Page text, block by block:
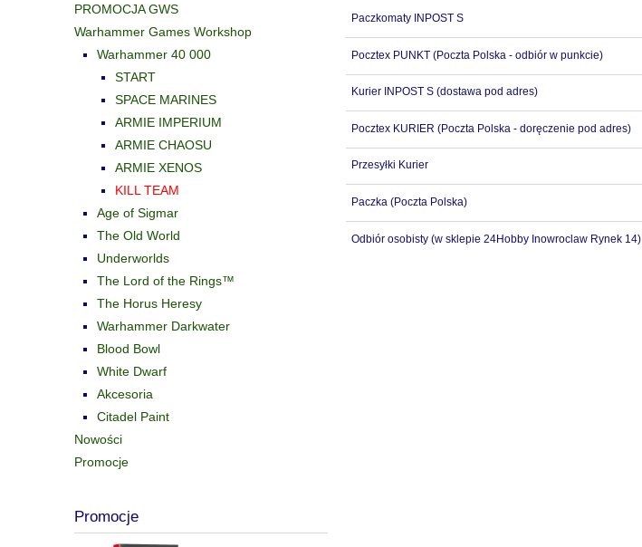
PROMOCJA GWS
Warhammer Games Workshop
Warhammer 40 000
START
SPACE MARINES
ARMIE IMPERIUM
ARMIE CHAOSU
ARMIE XENOS
KILL TEAM
Age of Sigmar
The Old World
Underworlds
The Lord of the Rings™
The Horus Heresy
Warhammer Darkwater
Blood Bowl
White Dwarf
Akcesoria
Citadel Paint
Nowości
Promocje
Promocje
Paczkomaty INPOST S
Pocztex PUNKT (Poczta Polska - odbiór w punkcie)
Kurier INPOST S (dostawa pod adres)
Pocztex KURIER (Poczta Polska - doręczenie pod adres)
Przesyłki Kurier
Paczka (Poczta Polska)
Odbiór osobisty (w sklepie 24Hobby Inowroclaw Rynek 14)